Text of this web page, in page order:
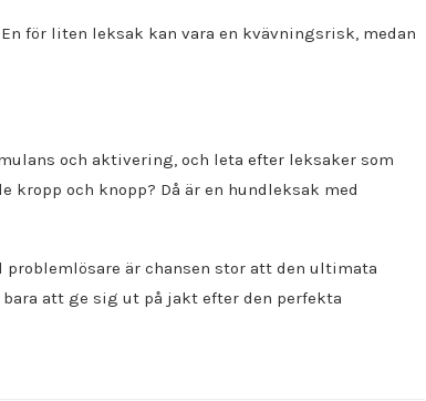
för liten leksak kan vara en kvävningsrisk, medan
och aktivering, och leta efter leksaker som
kropp och knopp? Då är en hundleksak med
är chansen stor att den ultimata
att ge sig ut på jakt efter den perfekta